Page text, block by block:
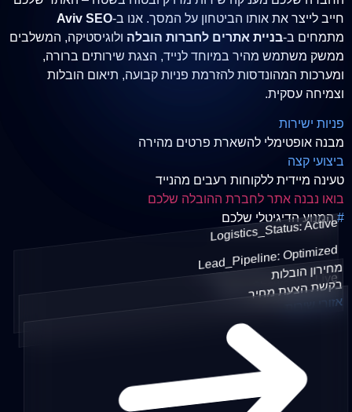
חייב לייצר את אותו הביטחון על המסך. אנו ב-Aviv SEO
מתמחים ב-בניית אתרים לחברות הובלה ולוגיסטיקה, המשלבים
ממשק משתמש מהיר במיוחד לנייד, הצגת שירותים ברורה,
ומערכות המהונדסות להזרמת פניות קבועה, תיאום הובלות
וצמיחה עסקית.
פניות ישירות
מבנה אופטימלי להשארת פרטים מהירה
ביצועי קצה
טעינה מיידית ללקוחות רעבים מהנייד
בואו נבנה אתר לחברת ההובלה שלכם
#המנוע הדיגיטלי שלכם
Logistics_Status: Active
Lead_Pipeline: Optimized
Fleet_Showcase: Live
מחירון הובלות
בקשת הצעת מחיר
אזורי שירות